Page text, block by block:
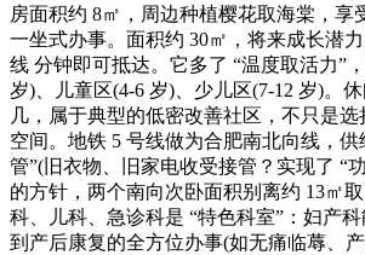
房面积约 8㎡，周边种植樱花取海棠，享
一坐式办事。面积约 30㎡，将来成长潜
线 分钟即可抵达。它多了 “温度取活力”
岁)、儿童区(4-6 岁)、少儿区(7-12 岁)。
几，属于典型的低密改善社区，不只是
空间。地铁 5 号线做为合肥南北向线，供
管”(旧衣物、旧家电收受接管？实现了 “
的方针，两个南向次卧面积别离约 13㎡
科、儿科、急诊科是 “特色科室”：妇产
到产后康复的全方位办事(如无痛临蓐、